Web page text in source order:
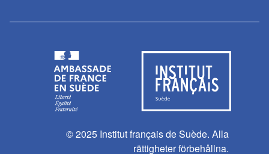
© 2025 Institut français de Suède. Alla
rättigheter förbehållna.